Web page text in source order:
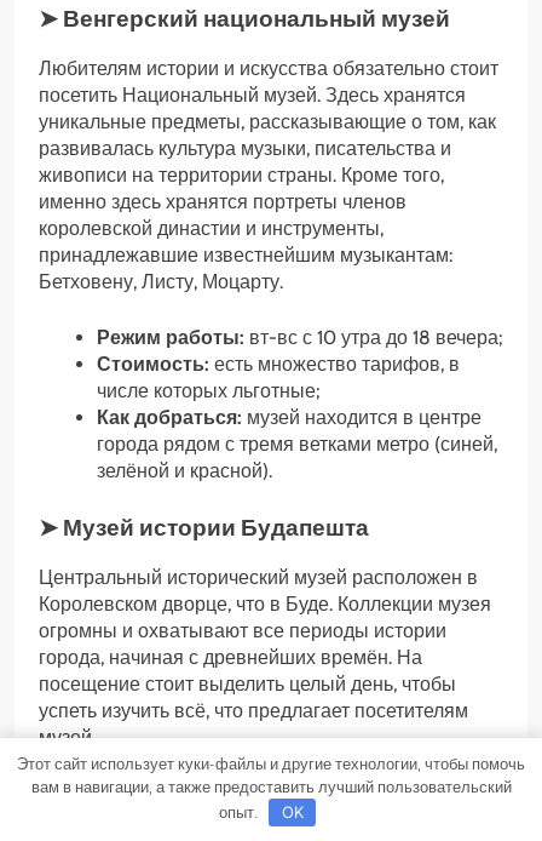
➤ Венгерский национальный музей
Любителям истории и искусства обязательно стоит
посетить Национальный музей. Здесь хранятся
уникальные предметы, рассказывающие о том, как
развивалась культура музыки, писательства и
живописи на территории страны. Кроме того,
именно здесь хранятся портреты членов
королевской династии и инструменты,
принадлежавшие известнейшим музыкантам:
Бетховену, Листу, Моцарту.
Режим работы: вт-вс с 10 утра до 18 вечера;
Стоимость: есть множество тарифов, в
числе которых льготные;
Как добраться: музей находится в центре
города рядом с тремя ветками метро (синей,
зелёной и красной).
➤ Музей истории Будапешта
Центральный исторический музей расположен в
Королевском дворце, что в Буде. Коллекции музея
огромны и охватывают все периоды истории
города, начиная с древнейших времён. На
посещение стоит выделить целый день, чтобы
успеть изучить всё, что предлагает посетителям
музей.
Здесь можно рассмотреть элементы парадного
зала королевской семьи времён Матьяша Корвина.
Этот сайт использует куки-файлы и другие технологии, чтобы помочь
вам в навигации, а также предоставить лучший пользовательский
опыт.
OK